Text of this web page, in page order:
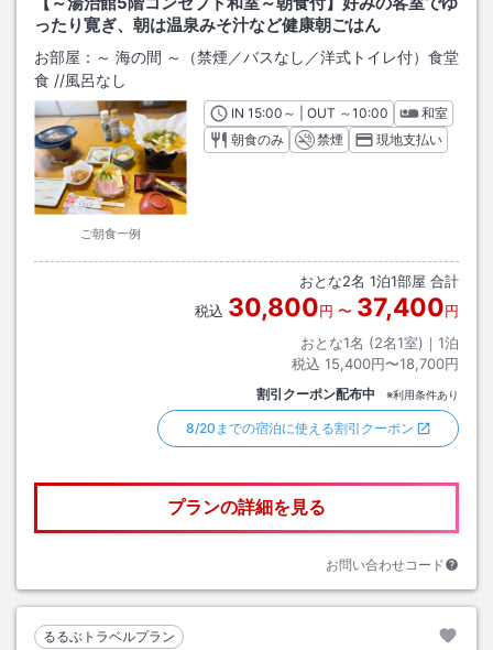
ったり寛ぎ、朝は温泉みそ汁など健康朝ごはん
お部屋： ～ 海の間 ～（禁煙／バスなし／洋式トイレ付）食堂
食 //風呂なし
ご朝食一例
INチェックイン
15:00 ～ | OUT チェックアウト
～10:00
和室
朝食のみ
禁煙 現地支払い
おとな2名 1泊1部屋 合計
税込 30,800円 〜 37,400円
おとな1名 (2名1室)｜ 1泊
税込 15,400円〜18,700円
割引クーポン配布中 ※利用条件あり
8/20までの宿泊に使える割引クーポン
プランの詳細を見る
お問い合わせコード
るるぶトラベルプラン